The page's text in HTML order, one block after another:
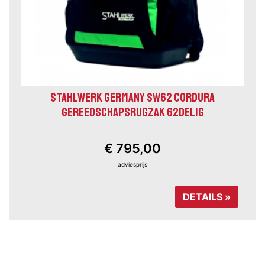
STAHLWERK GERMANY SW62 CORDURA
GEREEDSCHAPSRUGZAK 62DELIG
€ 795,00
adviesprijs
DETAILS »